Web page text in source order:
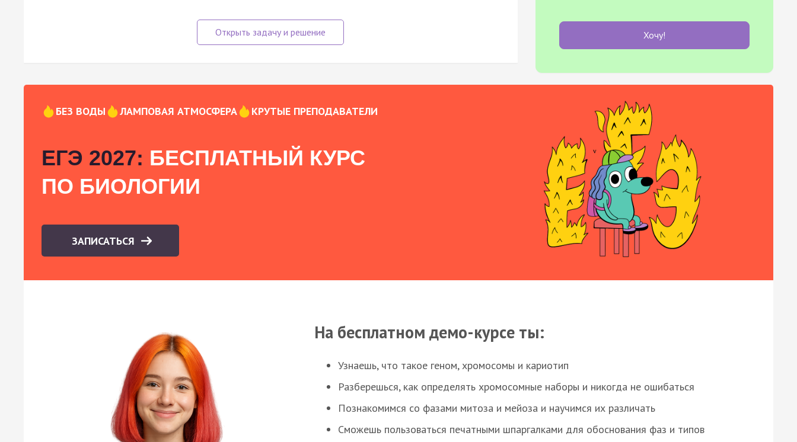
Хочу!
БЕЗ ВОДЫ ЛАМПОВАЯ АТМОСФЕРА КРУТЫЕ ПРЕПОДАВАТЕЛИ
ЕГЭ 2027: БЕСПЛАТНЫЙ КУРС
ПО БИОЛОГИИ
ЗАПИСАТЬСЯ
На бесплатном демо-курсе ты:
Узнаешь, что такое геном, хромосомы и кариотип
Разберешься, как определять хромосомные наборы и никогда не ошибаться
Познакомимся со фазами митоза и мейоза и научимся их различать
Сможешь пользоваться печатными шпаргалками для обоснования фаз и типов